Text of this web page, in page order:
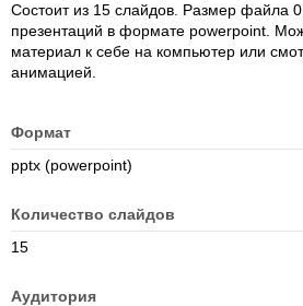
Состоит из 15 слайдов. Размер файла
презентаций в формате powerpoint.
материал к себе на компьютер или
анимацией.
Формат
pptx (powerpoint)
Количество слайдов
15
Аудитория